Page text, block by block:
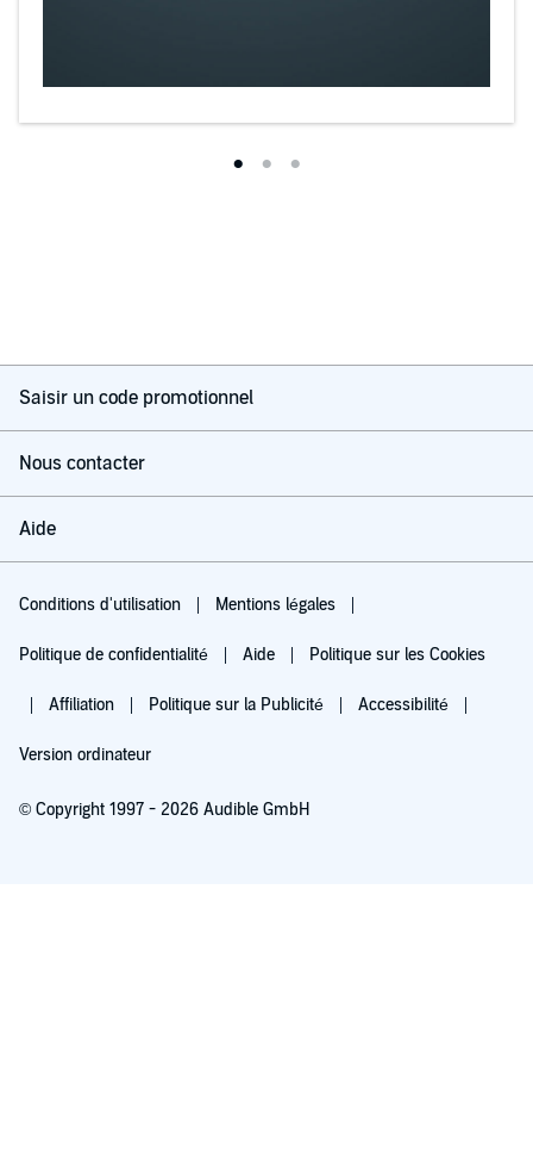
Saisir un code promotionnel
Nous contacter
Aide
Conditions d'utilisation Mentions légales
Politique de confidentialité Aide Politique sur les Cookies
Affiliation Politique sur la Publicité Accessibilité
Version ordinateur
© Copyright 1997 - 2026 Audible GmbH